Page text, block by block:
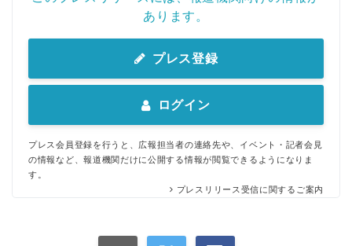
あります。
プレス登録
ログイン
プレス会員登録を行うと、広報担当者の連絡先や、イベント・記者会見
の情報など、報道機関だけに公開する情報が閲覧できるようになりま
す。
プレスリリース受信に関するご案内